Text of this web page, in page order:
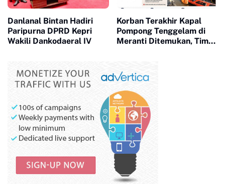
Danlanal Bintan Hadiri
Paripurna DPRD Kepri
Wakili Dankodaeral IV
Korban Terakhir Kapal
Pompong Tenggelam di
Meranti Ditemukan, Tim